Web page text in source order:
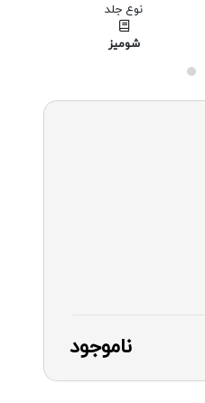
نوع جلد
شومیز
ناموجود